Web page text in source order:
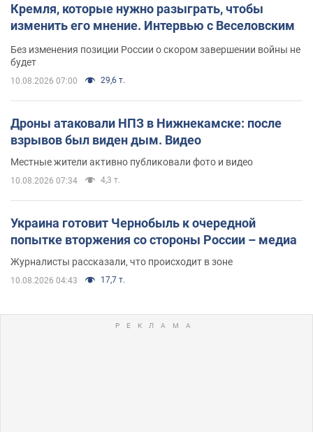
Кремля, которые нужно разыграть, чтобы
изменить его мнение. Интервью с Веселовским
Без изменения позиции России о скором завершении войны не
будет
10.08.2026 07:00 29,6 т.
Дроны атаковали НПЗ в Нижнекамске: после
взрывов был виден дым. Видео
Местные жители активно публиковали фото и видео
10.08.2026 07:34 4,3 т.
Украина готовит Чернобыль к очередной
попытке вторжения со стороны России – медиа
Журналисты рассказали, что происходит в зоне
10.08.2026 04:43 17,7 т.